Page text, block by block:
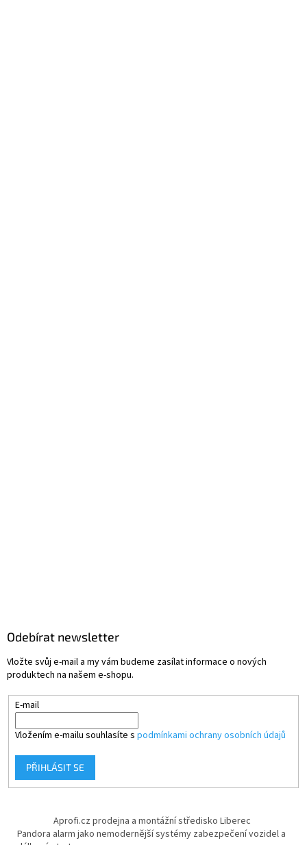
Odebírat newsletter
Vložte svůj e-mail a my vám budeme zasílat informace o nových
produktech na našem e-shopu.
E-mail
Vložením e-mailu souhlasíte s podmínkami ochrany osobních údajů
PŘIHLÁSIT SE
Aprofi.cz prodejna a montážní středisko Liberec
Pandora alarm jako nemodernější systémy zabezpečení vozidel a